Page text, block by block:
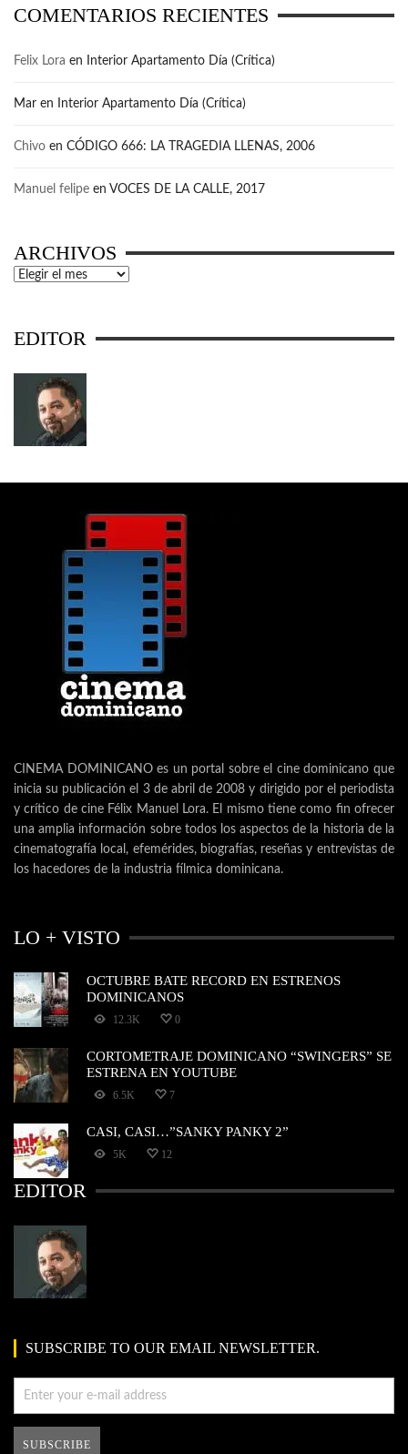
COMENTARIOS RECIENTES
Felix Lora en Interior Apartamento Día (Crítica)
Mar en Interior Apartamento Día (Crítica)
Chivo en CÓDIGO 666: LA TRAGEDIA LLENAS, 2006
Manuel felipe en VOCES DE LA CALLE, 2017
ARCHIVOS
Archivos
EDITOR
CINEMA DOMINICANO es un portal sobre el cine dominicano que
inicia su publicación el 3 de abril de 2008 y dirigido por el periodista
y crítico de cine Félix Manuel Lora. El mismo tiene como fin ofrecer
una amplia información sobre todos los aspectos de la historia de la
cinematografía local, efemérides, biografías, reseñas y entrevistas de
los hacedores de la industria fílmica dominicana.
LO + VISTO
OCTUBRE BATE RECORD EN ESTRENOS
DOMINICANOS
12.3K 0
CORTOMETRAJE DOMINICANO “SWINGERS” SE
ESTRENA EN YOUTUBE
6.5K 7
CASI, CASI…”SANKY PANKY 2”
5K 12
EDITOR
SUBSCRIBE TO OUR EMAIL NEWSLETTER.